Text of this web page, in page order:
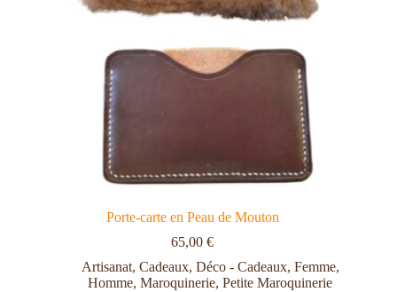
Porte-carte en Peau de Mouton
65,00€
Artisanat, Cadeaux, Déco - Cadeaux, Femme,
Homme,Maroquinerie,Petite Maroquinerie